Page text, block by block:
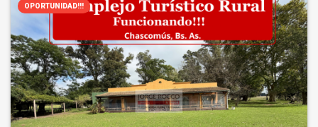
OPORTUNIDAD!!!